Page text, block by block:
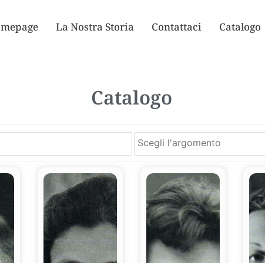
La Nostra Storia Contattaci Catalogo
Catalogo